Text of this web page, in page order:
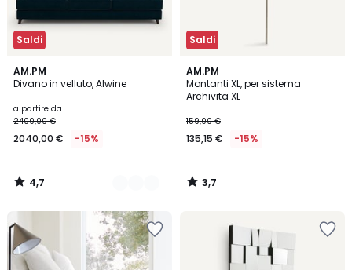
Saldi
AM.PM
Divano in velluto, Alwine
a partire da
2400,00 €
2040,00 € -15%
4,7
/ 5
15
Colori
4,7
/
Saldi
AM.PM
Montanti XL, per sistema
Archivita XL
159,00 €
135,15 € -15%
3,7
/ 5
3,7
/